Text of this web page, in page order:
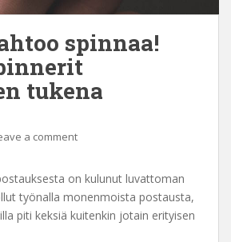
spinnaa!
tukena
a comment
on kulunut luvattoman
työnalla monenmoista postausta,
piti keksiä kuitenkin jotain erityisen